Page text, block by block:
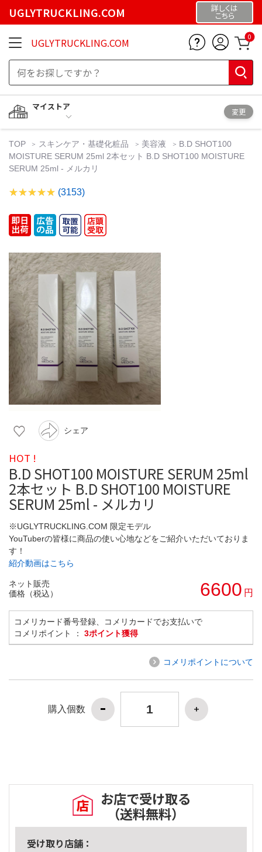
UGLYTRUCKLING.COM 詳しくは
こちら
UGLYTRUCKLING.COM 0
マイストア
変更
TOP スキンケア・基礎化粧品 美容液
B.D SHOT100
MOISTURE SERUM 25ml 2本セット B.D SHOT100 MOISTURE
SERUM 25ml - メルカリ
(3153)
シェア
HOT !
B.D SHOT100 MOISTURE SERUM 25ml
2本セット B.D SHOT100 MOISTURE
SERUM 25ml - メルカリ
※UGLYTRUCKLING.COM 限定モデル
YouTuberの皆様に商品の使い心地などをご紹介いただいておりま
す！
紹介動画はこちら
ネット販売
価格（税込）
6600 円
コメリカード番号登録、コメリカードでお支払いで
コメリポイント ： 3ポイント獲得
コメリポイントについて
購入個数
お店で受け取る
（送料無料）
受け取り店舗：